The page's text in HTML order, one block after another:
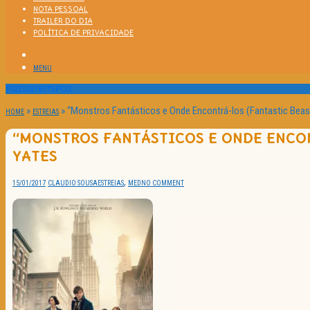
NOTA PESSOAL
TRAILER DO DIA
POLÍTICA DE PRIVACIDADE
MENU
Passatempos
HOME » ESTREIAS »“Monstros Fantásticos e Onde Encontrá-los (Fantastic
“MONSTROS FANTÁSTICOS E ONDE
YATES
15/01/2017 CLAUDIO SOUSAESTREIAS, MED NO COMMENT